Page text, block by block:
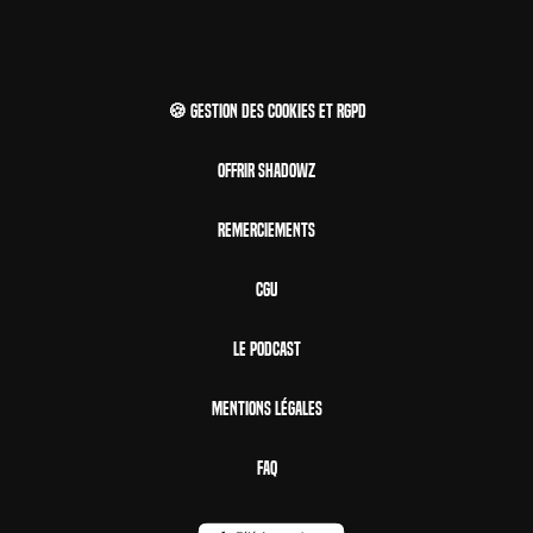
🍪 Gestion des cookies et RGPD
Offrir Shadowz
Remerciements
CGU
Le Podcast
Mentions Légales
FAQ